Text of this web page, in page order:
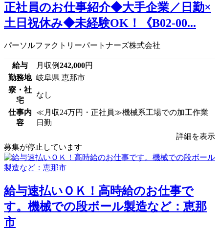
正社員のお仕事紹介◆大手企業／日勤×
土日祝休み◆未経験OK！《B02-00...
パーソルファクトリーパートナーズ株式会社
給与 月収例242,000円
勤務地 岐阜県 恵那市
寮・社
宅
なし
仕事内
容
≪月収24万円・正社員≫機械系工場での加工作業
日勤
詳細を表示
募集が停止しています
給与速払いＯＫ！高時給のお仕事で
す。機械での段ボール製造など：恵那
市